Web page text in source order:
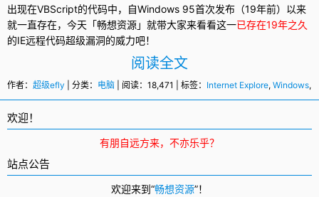
出现在VBScript的代码中，自Windows 95首次发布（19年前）以来
就一直存在，今天「畅想资源」就带大家来看看这一已存在19年之久
的IE远程代码超级漏洞的威力吧！
阅读全文
作者： 超级efly | 分类： 电脑 | 阅读：18,471 | 标签： Internet Explore, Windows,
欢迎！
有朋自远方来，不亦乐乎？
站点公告
欢迎来到“畅想资源”！